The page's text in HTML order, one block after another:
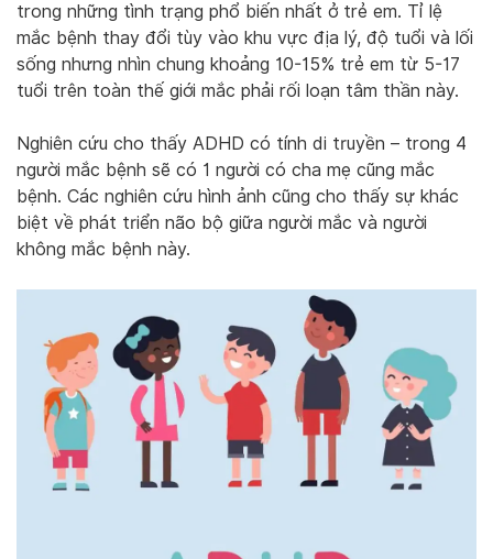
trong những tình trạng phổ biến nhất ở trẻ em. Tỉ lệ
mắc bệnh thay đổi tùy vào khu vực địa lý, độ tuổi và lối
sống nhưng nhìn chung khoảng 10-15% trẻ em từ 5-17
tuổi trên toàn thế giới mắc phải rối loạn tâm thần này.
Nghiên cứu cho thấy ADHD có tính di truyền – trong 4
người mắc bệnh sẽ có 1 người có cha mẹ cũng mắc
bệnh. Các nghiên cứu hình ảnh cũng cho thấy sự khác
biệt về phát triển não bộ giữa người mắc và người
không mắc bệnh này.